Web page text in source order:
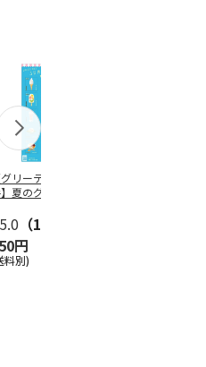
グリーティング切
夏のグリーティ
5.0 （10）
円
料別)